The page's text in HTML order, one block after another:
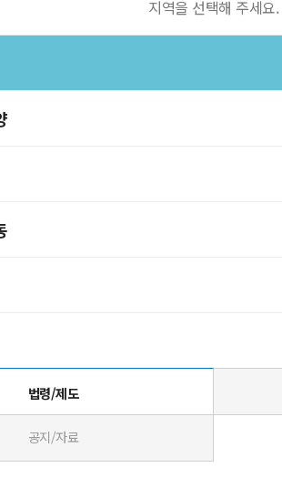
지역을 선택해 주세요.
법령/제도
공지/자료